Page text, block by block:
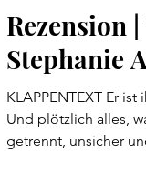
Rezension
Stephanie
KLAPPENTEXT Er
Und plötzlich alles,
getrennt, unsicher